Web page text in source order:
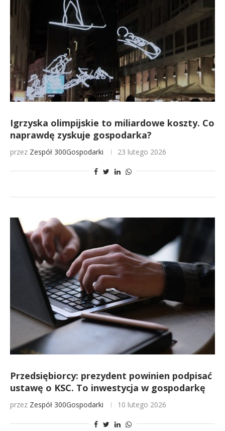
Igrzyska olimpijskie to miliardowe koszty. Co
naprawdę zyskuje gospodarka?
przez Zespół 300Gospodarki 23 lutego 2026
Przedsiębiorcy: prezydent powinien podpisać
ustawę o KSC. To inwestycja w gospodarkę
przez Zespół 300Gospodarki 10 lutego 2026